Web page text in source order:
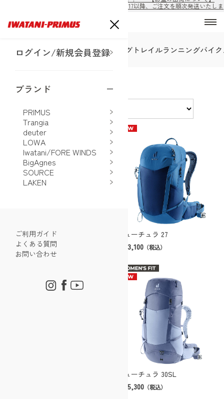
8/10から8/16の期間は出荷休止となります。8/17以降、ご注文を順次発送いたしま
ログイン/新規会員登録
ブランド
PRIMUS
Trangia
deuter
LOWA
Iwatani/FORE WINDS
BigAgnes
SOURCE
LAKEN
ご利用ガイド
よくある質問
お問い合わせ
並べ替え
フューチュラ 23
￥22,000（税込）
フューチュラ 27
￥23,100 （税込）
フューチュラ 30SL
￥25,300 （税込）
SALE トレッキングハイキング トレイルランニングバイク